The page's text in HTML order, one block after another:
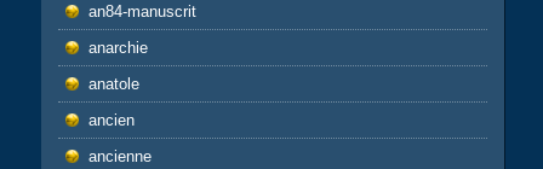
an84-manuscrit
anarchie
anatole
ancien
ancienne